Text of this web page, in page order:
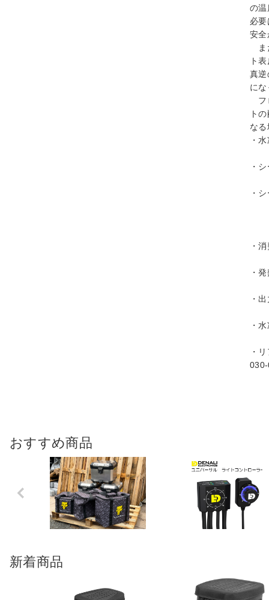
の温
必
安全
ま
ト
真逆
に
フ
ト
な
・
・
・
・
・
・
・
・
おすすめ商品
Previo
us
新着商品